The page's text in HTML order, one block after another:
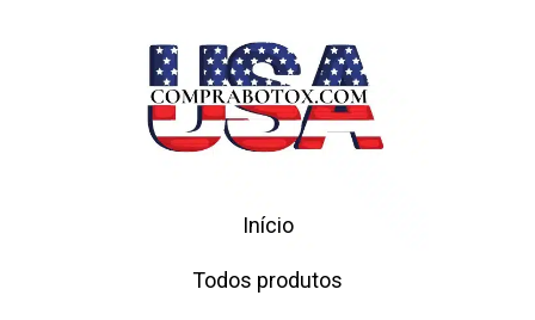
Início
Todos produtos